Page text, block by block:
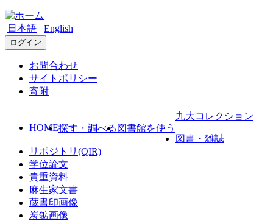
日本語 English
ログイン
お問合わせ
サイトポリシー
寄附
HOME探す・調べる 図書館を使う
九大コレクション
図書・雑誌
リポジトリ(QIR)
学位論文
貴重資料
麻生家文書
蔵書印画像
炭鉱画像